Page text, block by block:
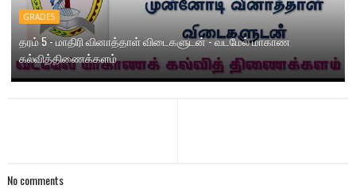
GRADE5
தரம் 5 - மாதிரி வினாத்தாள் விடைகளுடன் - வடமேல் மாகாண
கல்வித்திணைக்களம்
No comments